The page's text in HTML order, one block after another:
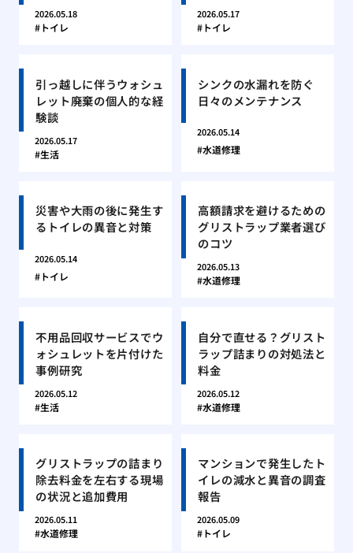
2026.05.18
トイレ
2026.05.17
トイレ
引っ越しに伴うウォシュ
レット廃棄の個人的な経
験談
2026.05.17
生活
シンクの水漏れを防ぐ
日々のメンテナンス
2026.05.14
水道修理
災害や大雨の後に発生す
るトイレの異音と対策
2026.05.14
トイレ
高額請求を避けるための
グリストラップ業者選び
のコツ
2026.05.13
水道修理
不用品回収サービスでウ
ォシュレットを片付けた
事例研究
2026.05.12
生活
自分で直せる？グリスト
ラップ詰まりの対処法と
料金
2026.05.12
水道修理
グリストラップの詰まり
除去料金を左右する現場
の状況と追加費用
2026.05.11
水道修理
マンションで発生したト
イレの減水と異音の調査
報告
2026.05.09
トイレ